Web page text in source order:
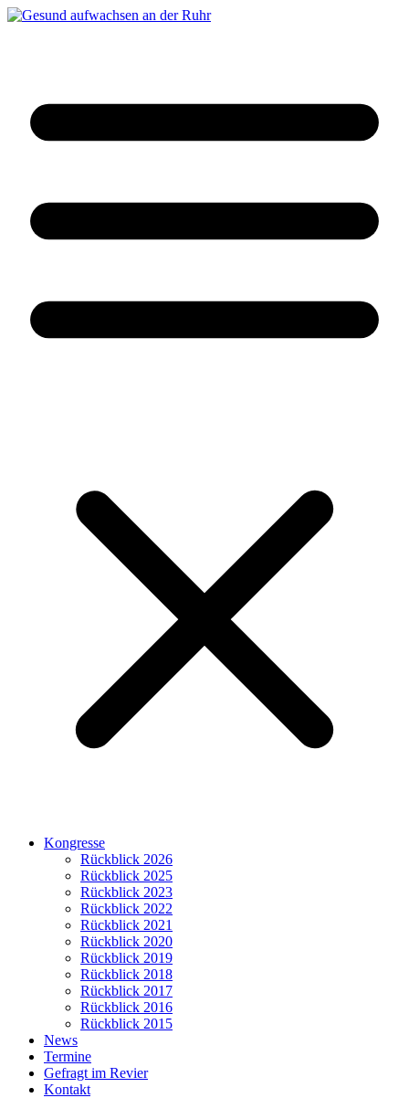
Kongresse
Rückblick 2026
Rückblick 2025
Rückblick 2023
Rückblick 2022
Rückblick 2021
Rückblick 2020
Rückblick 2019
Rückblick 2018
Rückblick 2017
Rückblick 2016
Rückblick 2015
News
Termine
Gefragt im Revier
Kontakt